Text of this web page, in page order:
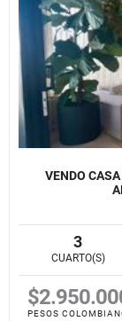
VENDO
3
CUARTO(S)
PESOS